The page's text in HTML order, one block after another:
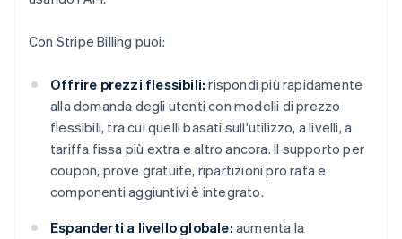
Con Stripe Billing puoi:
Offrire prezzi flessibili: rispondi più rapidamente
alla domanda degli utenti con modelli di prezzo
flessibili, tra cui quelli basati sull'utilizzo, a livelli, a
tariffa fissa più extra e altro ancora. Il supporto per
coupon, prove gratuite, ripartizioni pro rata e
componenti aggiuntivi è integrato.
Espanderti a livello globale: aumenta la